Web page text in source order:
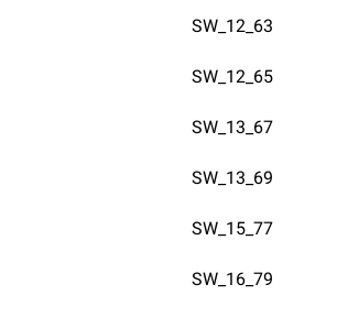
SW_12_63
SW_12_65
SW_13_67
SW_13_69
SW_15_77
SW_16_79